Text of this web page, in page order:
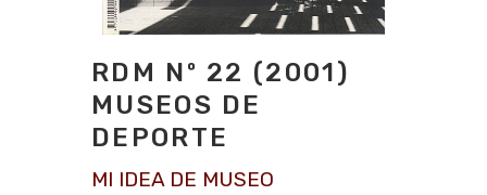
RDM Nº 22 (2001)
MUSEOS DE
DEPORTE
MI IDEA DE MUSEO